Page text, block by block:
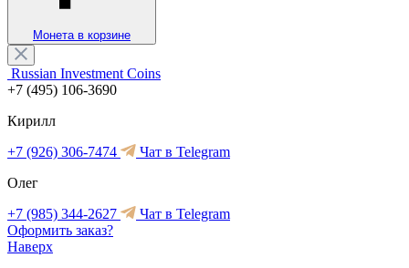
Монета в корзине
Russian Investment Coins
+7 (495) 106-3690
Кирилл
+7 (926) 306-7474
Чат в Telegram
Олег
+7 (985) 344-2627
Чат в Telegram
Оформить заказ?
Наверх